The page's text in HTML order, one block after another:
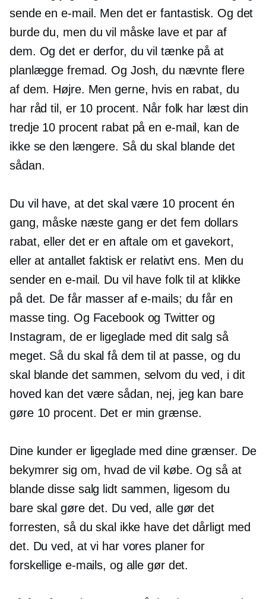
sende en e-mail. Men det er fantastisk. Og det
burde du, men du vil måske lave et par af
dem. Og det er derfor, du vil tænke på at
planlægge fremad. Og Josh, du nævnte flere
af dem. Højre. Men gerne, hvis en rabat, du
har råd til, er 10 procent. Når folk har læst din
tredje 10 procent rabat på en e-mail, kan de
ikke se den længere. Så du skal blande det
sådan.
Du vil have, at det skal være 10 procent én
gang, måske næste gang er det fem dollars
rabat, eller det er en aftale om et gavekort,
eller at antallet faktisk er relativt ens. Men du
sender en e-mail. Du vil have folk til at klikke
på det. De får masser af e-mails; du får en
masse ting. Og Facebook og Twitter og
Instagram, de er ligeglade med dit salg så
meget. Så du skal få dem til at passe, og du
skal blande det sammen, selvom du ved, i dit
hoved kan det være sådan, nej, jeg kan bare
gøre 10 procent. Det er min grænse.
Dine kunder er ligeglade med dine grænser. De
bekymrer sig om, hvad de vil købe. Og så at
blande disse salg lidt sammen, ligesom du
bare skal gøre det. Du ved, alle gør det
forresten, så du skal ikke have det dårligt med
det. Du ved, at vi har vores planer for
forskellige e-mails, og alle gør det.